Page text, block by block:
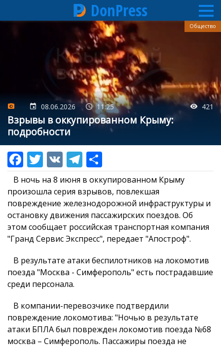
DonPress
08.06.2026 11:25 421
Взрывы в оккупированном Крыму:
подробности
Общество
В ночь на 8 июня в оккупированном Крыму
произошла серия взрывов, повлекшая
повреждение железнодорожной инфраструктуры и
остановку движения пассажирских поездов. Об
этом сообщает российская транспортная компания
"Гранд Сервис Экспресс", передает "Апостроф".
В результате атаки беспилотников на локомотив
поезда "Москва - Симферополь" есть пострадавшие
среди персонала.
В компании-перевозчике подтвердили
повреждение локомотива: "Ночью в результате
атаки БПЛА был поврежден локомотив поезда №68
москва – Симферополь. Пассажиры поезда не